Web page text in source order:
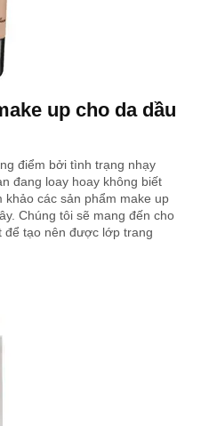
up cho da dầu
điểm bởi tình trạng nhạy
đang loay hoay không biết
khảo các sản phẩm make up
Chúng tôi sẽ mang đến cho
để tạo nên được lớp trang